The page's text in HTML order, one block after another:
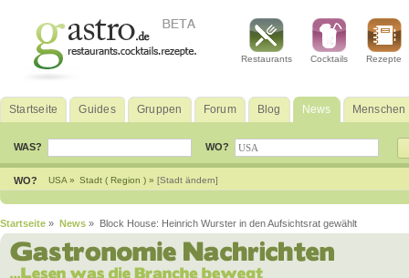
Restaurants Cocktails Rezepte
Startseite Guides Gruppen Forum Blog News Menschen
WAS? WO?
WO? USA » Stadt ( Region ) » [Stadt ändern]
Startseite » News » Block House: Heinrich Wurster in den Aufsichtsrat gewählt